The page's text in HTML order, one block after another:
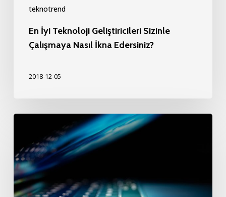
teknotrend
En İyi Teknoloji Geliştiricileri Sizinle
Çalışmaya Nasıl İkna Edersiniz?
2018-12-05
Dünyasının
Teknoloji
ile
İmtihanı